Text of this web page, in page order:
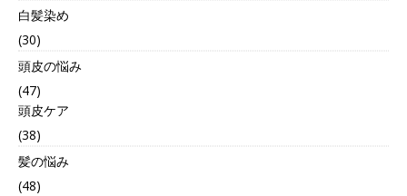
白髪染め
(30)
頭皮の悩み
(47)
頭皮ケア
(38)
髪の悩み
(48)